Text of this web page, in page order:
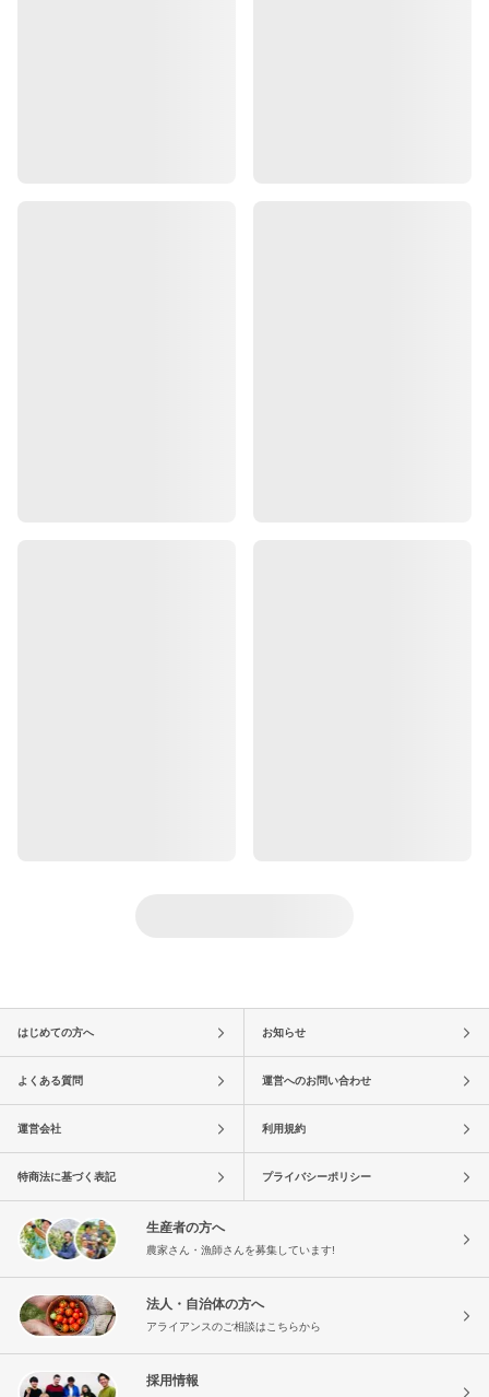
はじめての方へ お知らせ
よくある質問 運営へのお問い合わせ
運営会社 利用規約
特商法に基づく表記 プライバシーポリシー
生産者の方へ
農家さん・漁師さんを募集しています!
法人・自治体の方へ
アライアンスのご相談はこちらから
採用情報